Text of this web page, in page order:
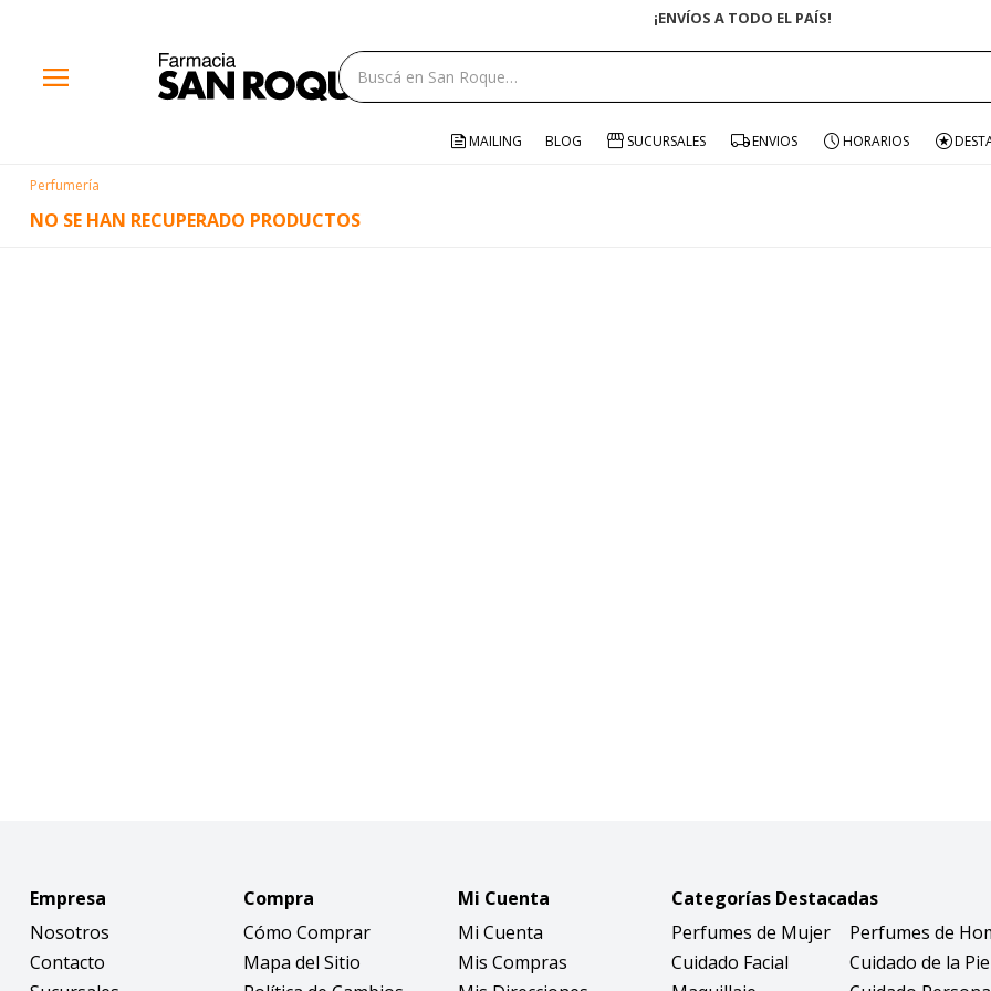
¡ENVÍOS A TODO EL PAÍS!
menu
MAILING BLOG SUCURSALES ENVIOS HORARIOS
Perfumería
NO SE HAN RECUPERADO PRODUCTOS
Empresa
Nosotros
Contacto
Compra
Cómo Comprar
Mapa del Sitio
Mi Cuenta
Mi Cuenta
Mis Compras
Categorías Destacadas
Perfumes de Mujer
Perfumes de
Cuidado Facial
Cuidado de la
close
storefront
help